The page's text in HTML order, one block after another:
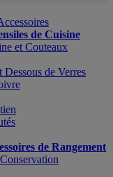
de Cuisine
et Couteaux
Dessous de Verres
de Rangement